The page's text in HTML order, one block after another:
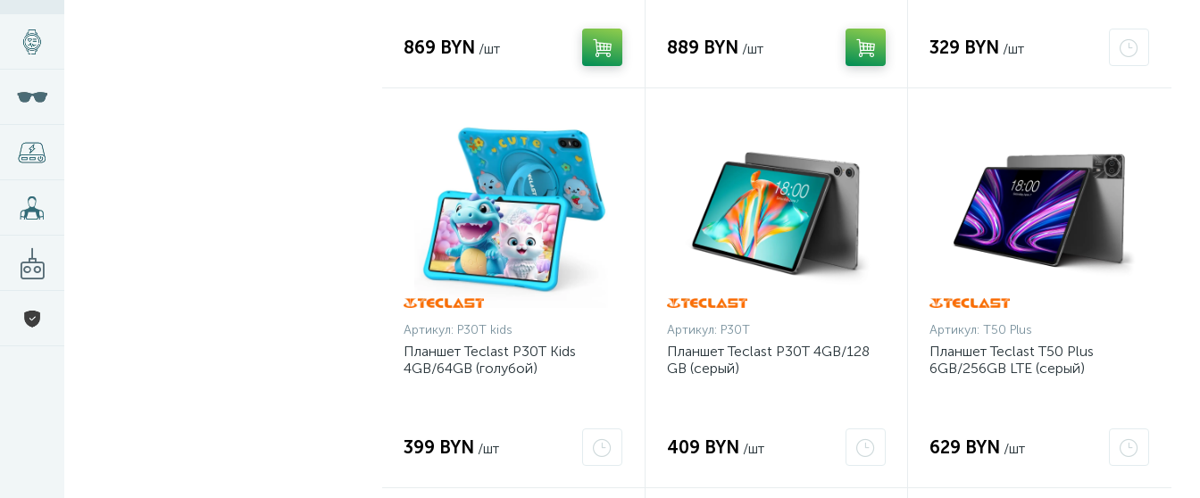
869 BYN /шт 889 BYN /шт 329 BYN /шт
Артикул: P30T kids
Планшет Teclast P30T Kids
4GB/64GB (голубой)
399 BYN /шт
Артикул: P30T
Планшет Teclast P30T 4GB/128
GB (серый)
409 BYN /шт
Артикул: T50 Plus
Планшет Teclast T50 Plus
6GB/256GB LTE (серый)
629 BYN /шт